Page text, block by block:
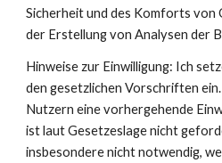
Sicherheit und des Komforts von
der Erstellung von Analysen der
Hinweise zur Einwilligung: Ich
den gesetzlichen Vorschriften
Nutzern eine vorhergehende
ist laut Gesetzeslage nicht
insbesondere nicht notwendig,